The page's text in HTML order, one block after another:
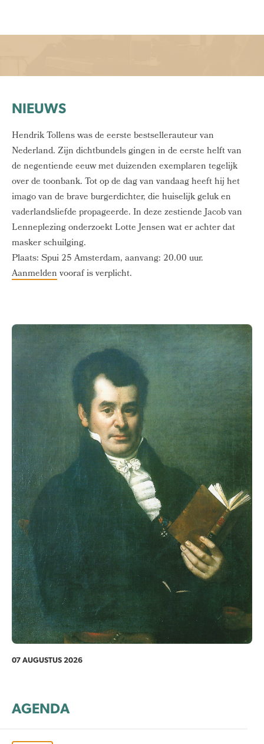
NIEUWS
Hendrik Tollens was de eerste bestsellerauteur van
Nederland. Zijn dichtbundels gingen in de eerste helft van
de negentiende eeuw met duizenden exemplaren tegelijk
over de toonbank. Tot op de dag van vandaag heeft hij het
imago van de brave burgerdichter, die huiselijk geluk en
vaderlandsliefde propageerde. In deze zestiende Jacob van
Lenneplezing onderzoekt Lotte Jensen wat er achter dat
masker schuilging.
Plaats: Spui 25 Amsterdam, aanvang: 20.00 uur.
Aanmeldenvooraf is verplicht.
07 AUGUSTUS 2026
AGENDA